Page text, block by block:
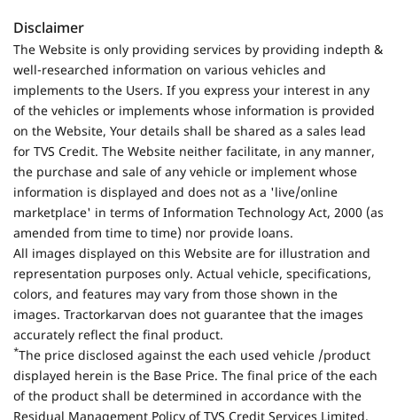
Disclaimer
The Website is only providing services by providing indepth &
well-researched information on various vehicles and
implements to the Users. If you express your interest in any
of the vehicles or implements whose information is provided
on the Website, Your details shall be shared as a sales lead
for TVS Credit. The Website neither facilitate, in any manner,
the purchase and sale of any vehicle or implement whose
information is displayed and does not as a 'live/online
marketplace' in terms of Information Technology Act, 2000 (as
amended from time to time) nor provide loans.
All images displayed on this Website are for illustration and
representation purposes only. Actual vehicle, specifications,
colors, and features may vary from those shown in the
images. Tractorkarvan does not guarantee that the images
accurately reflect the final product.
*The price disclosed against the each used vehicle /product
displayed herein is the Base Price. The final price of the each
of the product shall be determined in accordance with the